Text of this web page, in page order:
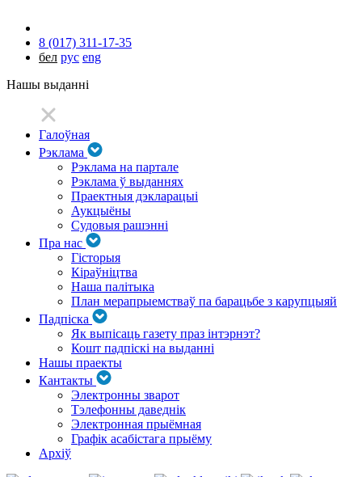
8 (017) 311-17-35
бел рус eng
Нашы выданні
Галоўная
Рэклама
Рэклама на партале
Рэклама ў выданнях
Праектныя дэкларацыі
Аукцыёны
Судовыя рашэнні
Пра нас
Гісторыя
Кіраўніцтва
Наша палітыка
План мерапрыемстваў па барацьбе з карупцыяй
Падпіска
Як выпісаць газету праз інтэрнэт?
Кошт падпіскі на выданні
Нашы праекты
Кантакты
Электронны зварот
Тэлефонны даведнік
Электронная прыёмная
Графік асабістага прыёму
Архіў